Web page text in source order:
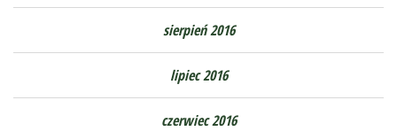
sierpień 2016
lipiec 2016
czerwiec 2016